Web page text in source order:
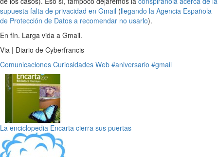
supuesta falta de privacidad en Gmail (llegando la Agencia Española
de Protección de Datos a recomendar no usarlo).
En fín. Larga vida a Gmail.
Via | Diario de Cyberfrancis
Comunicaciones Curiosidades Web #aniversario #gmail
La enciclopedia Encarta cierra sus puertas